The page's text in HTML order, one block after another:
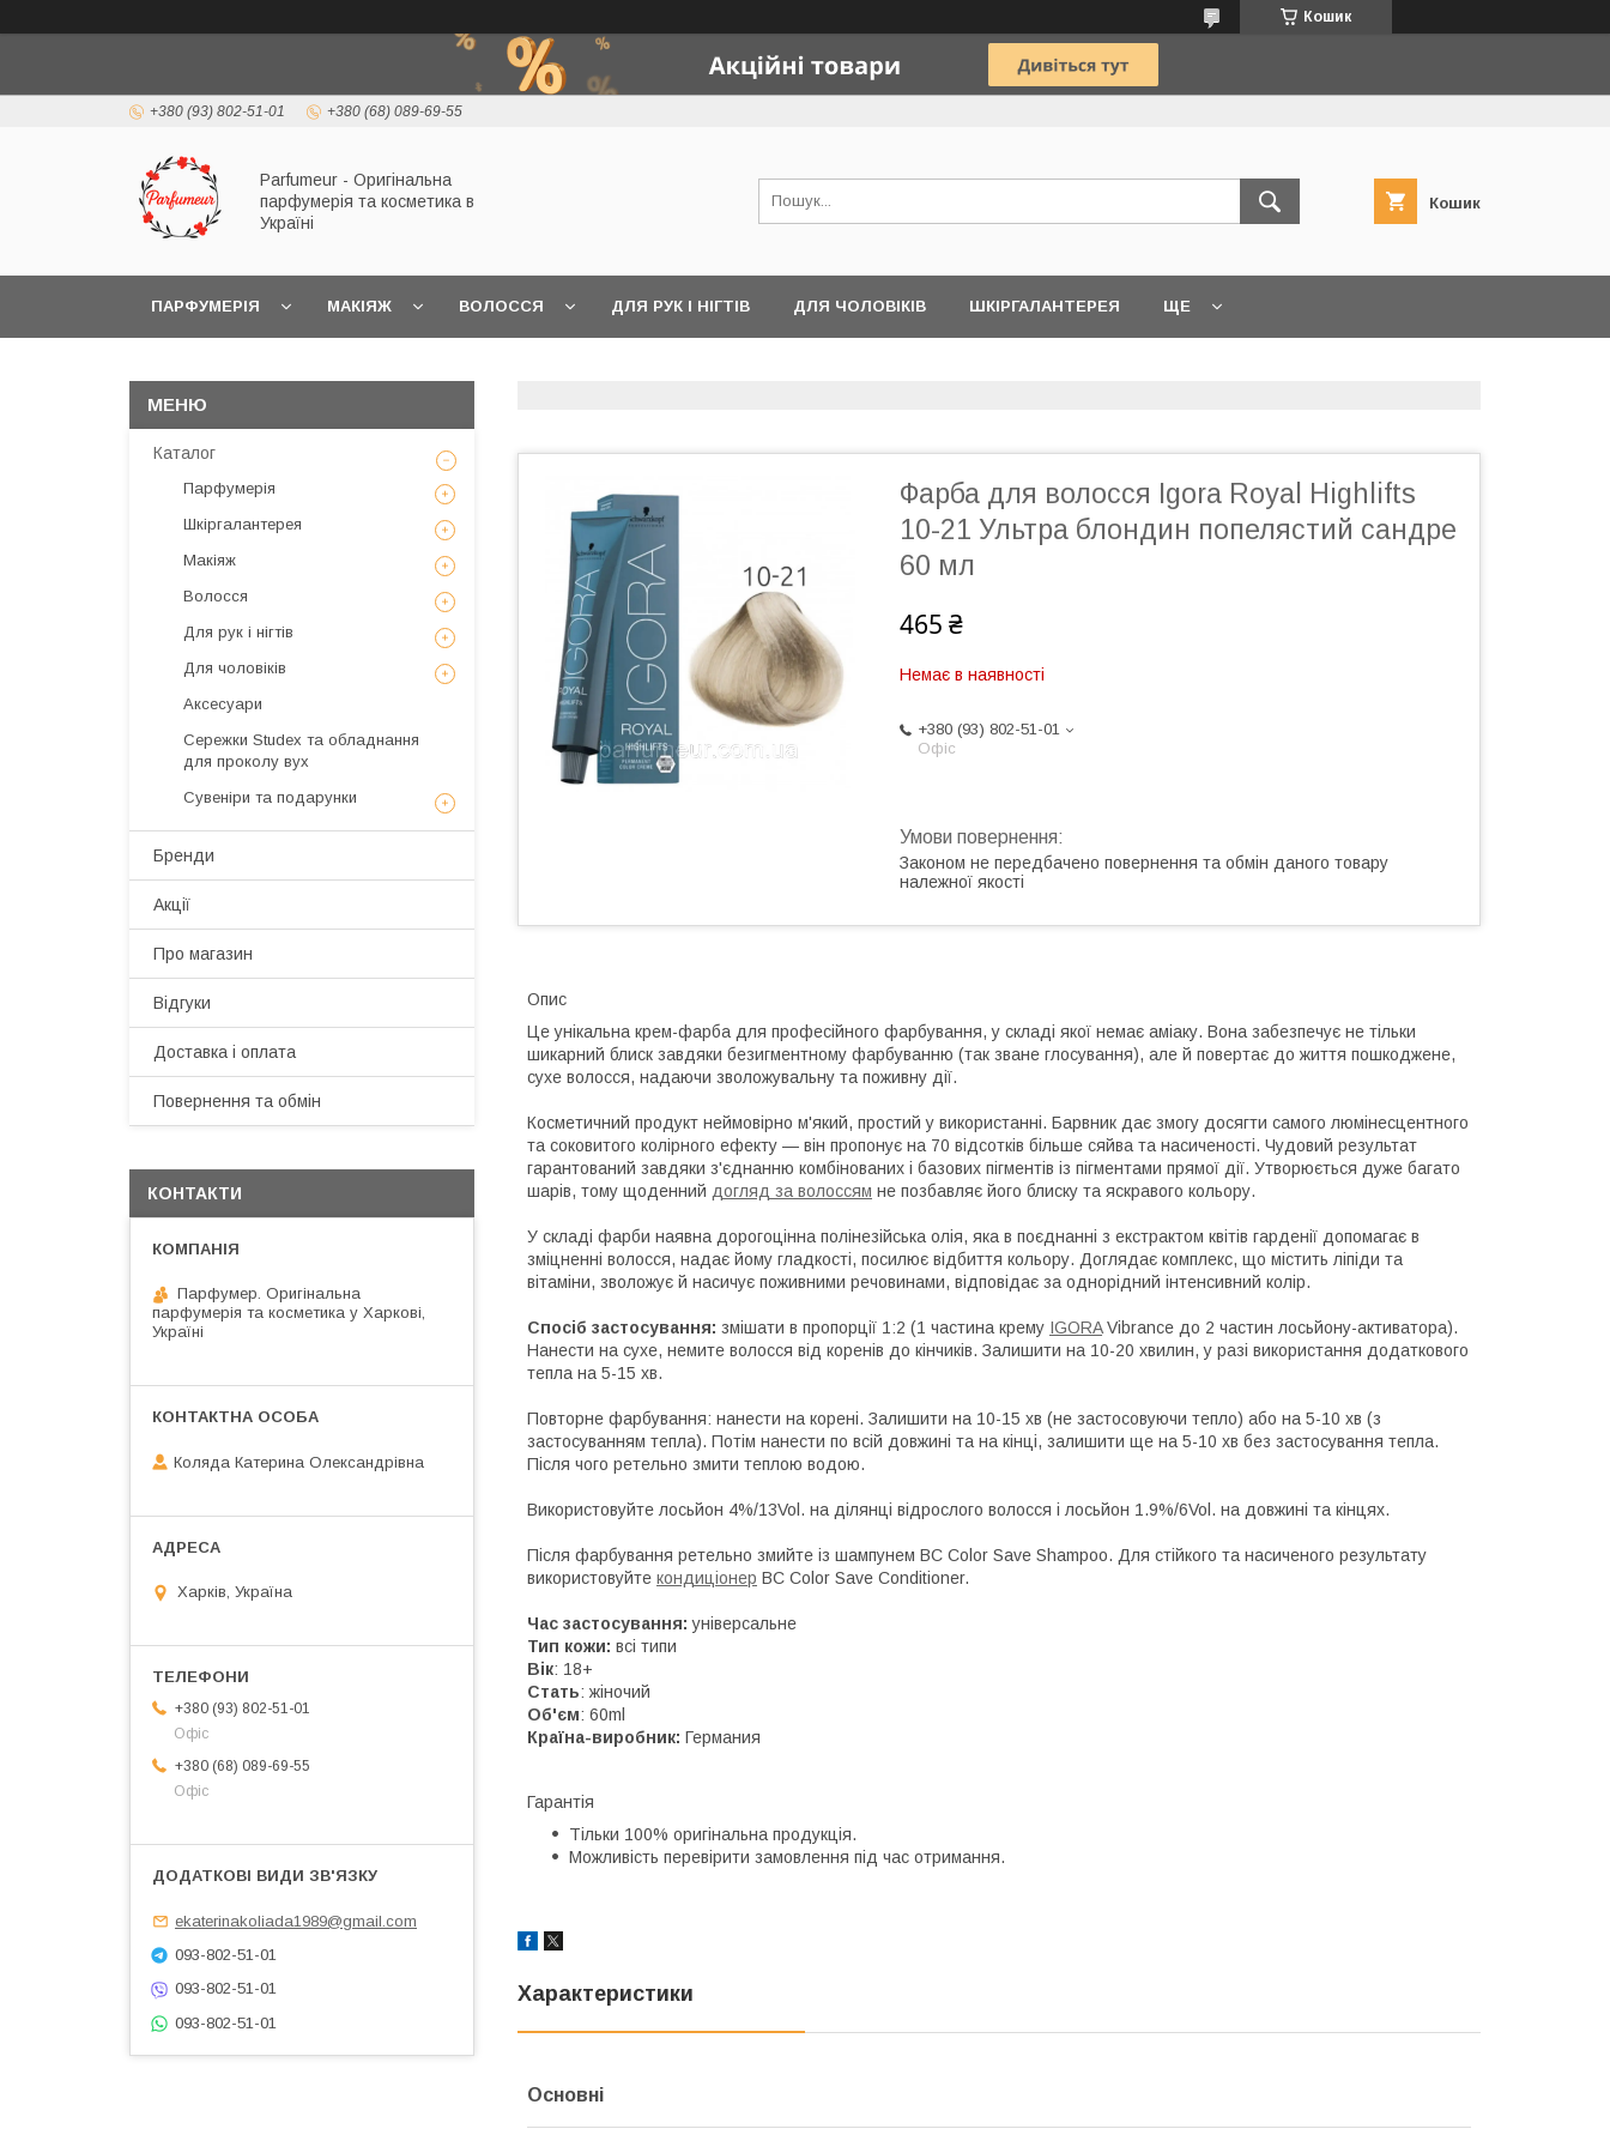
Кошик
+380 (93) 802-51-01 +380 (68) 089-69-55
Parfumeur - Оригінальна
парфумерія та косметика в
Україні
Кошик
ПАРФУМЕРІЯ МАКІЯЖ ВОЛОССЯ ДЛЯ РУК І НІГТІВ ДЛЯ ЧОЛОВІКІВ ШКІРГАЛАНТЕРЕЯ ЩЕ
Фарба для волосся Igora Royal Highlifts
10-21 Ультра блондин попелястий сандре
60 мл
465 ₴
Немає в наявності
+380 (93) 802-51-01
Офіс
Законом не передбачено повернення та обмін даного товару
належної якості
Опис
Це унікальна крем-фарба для професійного фарбування, у складі якої немає аміаку. Вона забезпечує не тільки
шикарний блиск завдяки безигментному фарбуванню (так зване глосування), але й повертає до життя пошкоджене,
сухе волосся, надаючи зволожувальну та поживну дії.
Косметичний продукт неймовірно м'який, простий у використанні. Барвник дає змогу досягти самого люмінесцентного
та соковитого колірного ефекту — він пропонує на 70 відсотків більше сяйва та насиченості. Чудовий результат
гарантований завдяки з'єднанню комбінованих і базових пігментів із пігментами прямої дії. Утворюється дуже багато
шарів, тому щоденний догляд за волоссям не позбавляє його блиску та яскравого кольору.
У складі фарби наявна дорогоцінна полінезійська олія, яка в поєднанні з екстрактом квітів гарденії допомагає в
зміцненні волосся, надає йому гладкості, посилює відбиття кольору. Доглядає комплекс, що містить ліпіди та
вітаміни, зволожує й насичує поживними речовинами, відповідає за однорідний інтенсивний колір.
Спосіб застосування: змішати в пропорції 1:2 (1 частина крему IGORAVibrance до 2 частин лосьйону-активатора).
Нанести на сухе, немите волосся від коренів до кінчиків. Залишити на 10-20 хвилин, у разі використання додаткового
тепла на 5-15 хв.
Повторне фарбування: нанести на корені. Залишити на 10-15 хв (не застосовуючи тепло) або на 5-10 хв (з
застосуванням тепла). Потім нанести по всій довжині та на кінці, залишити ще на 5-10 хв без застосування тепла.
Після чого ретельно змити теплою водою.
Використовуйте лосьйон 4%/13Vol. на ділянці відрослого волосся і лосьйон 1.9%/6Vol. на довжині та кінцях.
Після фарбування ретельно змийте із шампунем BC Color Save Shampoo. Для стійкого та насиченого результату
використовуйте кондиціонер BC Color Save Conditioner.
Час застосування:універсальне
Тип кожи: всі типи
Вік: 18+
Стать: жіночий
Об'єм: 60ml
Країна-виробник: Германия
Гарантія
Тільки 100% оригінальна продукція.
Можливість перевірити замовлення під час отримання.
Характеристики
Основні
Каталог
Парфумерія
Шкіргалантерея
Макіяж
Волосся
Для рук і нігтів
Для чоловіків
Аксесуари
Сережки Studex та обладнання
для проколу вух
Сувеніри та подарунки
Бренди
Акції
Про магазин
Відгуки
Доставка і оплата
Повернення та обмін
КОНТАКТИ
Парфумер. Оригінальна
парфумерія та косметика у Харкові,
Україні
Коляда Катерина Олександрівна
Харків, Україна
+380 (93) 802-51-01
Офіс
+380 (68) 089-69-55
Офіс
ekaterinakoliada1989@gmail.com
093-802-51-01
093-802-51-01
093-802-51-01